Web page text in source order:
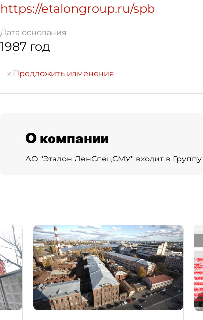
https://etalongroup.ru/spb
Дата основания
1987 год
Предложить изменения
О компании
АО "Эталон ЛенСпецСМУ" входит в Группу